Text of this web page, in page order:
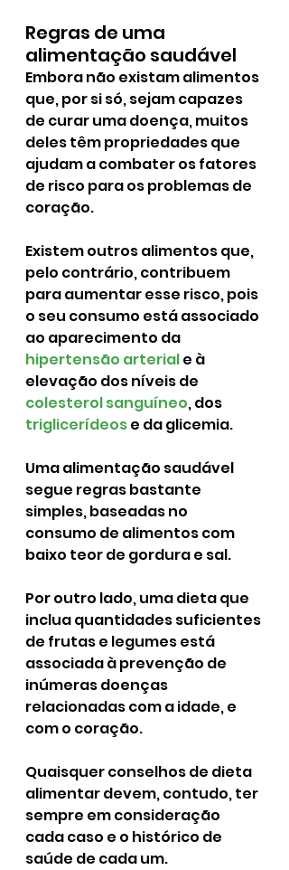
Regras de uma
alimentação saudável
Embora não existam alimentos
que, por si só, sejam capazes
de curar uma doença, muitos
deles têm propriedades que
ajudam a combater os fatores
de risco para os problemas de
coração.
Existem outros alimentos que,
pelo contrário, contribuem
para aumentar esse risco, pois
o seu consumo está associado
ao aparecimento da
hipertensão arterial e à
elevação dos níveis de
colesterol sanguíneo, dos
triglicerídeos e da glicemia.
Uma alimentação saudável
segue regras bastante
simples, baseadas no
consumo de alimentos com
baixo teor de gordura e sal.
Por outro lado, uma dieta que
inclua quantidades suficientes
de frutas e legumes está
associada à prevenção de
inúmeras doenças
relacionadas com a idade, e
com o coração.
Quaisquer conselhos de dieta
alimentar devem, contudo, ter
sempre em consideração
cada caso e o histórico de
saúde de cada um.